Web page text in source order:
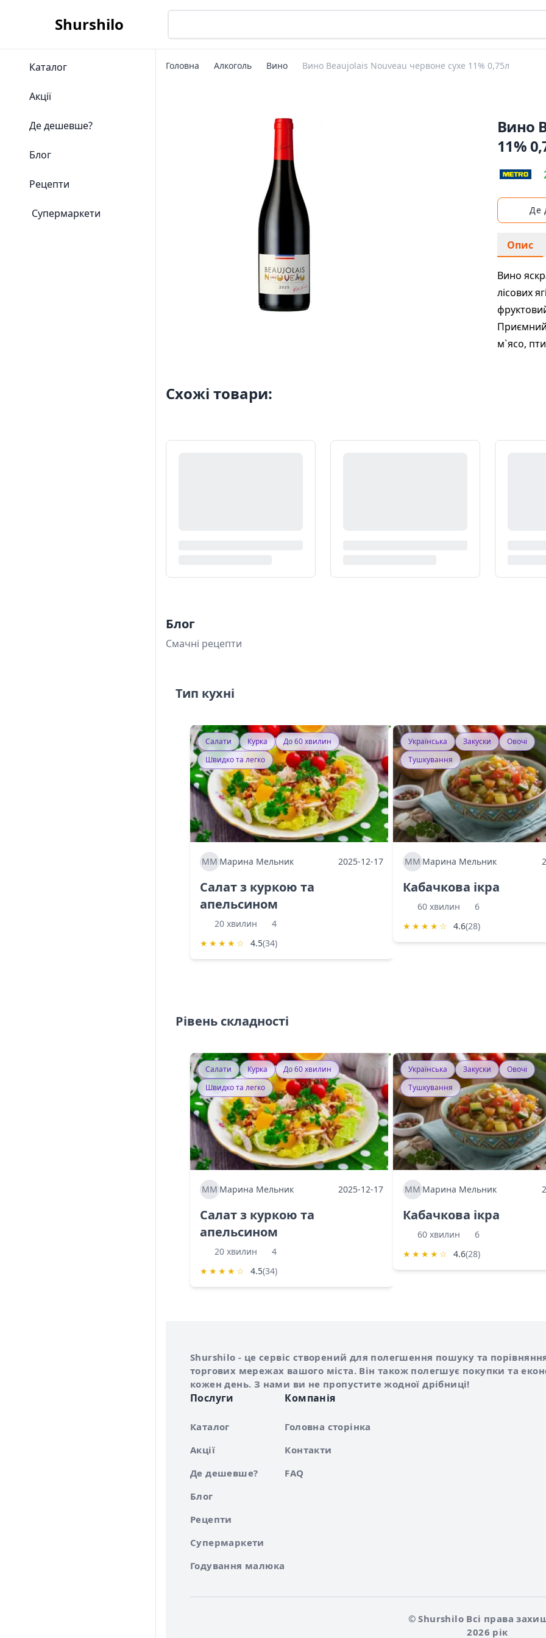
Shurshilo
Каталог
Акції
Де дешевше?
Блог
Рецепти
Супермаркети
Головна Алкоголь Вино Вино Beaujolais Nouveau червоне сухе 11% 0,75л
Вино
11%
Де
Опис
Вино
лісових
Приємний
м`ясо,
Схожі товари:
Блог
Смачні рецепти
Тип кухні
Салати Курка
До 60 хвилин
Швидко та легко
ММ Марина Мельник 2025-12-17
Салат з куркою та
апельсином
20 хвилин
4
★ ★ ★ ★ ☆ 4.5(34)
Українська Закуски
Овочі
Тушкування
ММ Марина Мельник
Кабачкова ікра
60 хвилин
6
★ ★ ★ ★ ☆ 4.6(28)
Рівень складності
Салати Курка
До 60 хвилин
Швидко та легко
ММ Марина Мельник 2025-12-17
Салат з куркою та
апельсином
20 хвилин
4
★ ★ ★ ★ ☆ 4.5(34)
Українська Закуски
Овочі
Тушкування
ММ Марина Мельник
Кабачкова ікра
60 хвилин
6
★ ★ ★ ★ ☆ 4.6(28)
Про сервіс Shurshilo
Shurshilo - це сервіс створений для полегшення пошуку та
торгових мережах вашого міста. Він також полегшує покупки та
кожен день. З нами ви не пропустите жодної дрібниці!
Послуги
Каталог
Акції
Де дешевше?
Блог
Рецепти
Супермаркети
Годування малюка
Компанія
Головна сторінка
Контакти
FAQ
© Shurshilo Всі права
2026 рік